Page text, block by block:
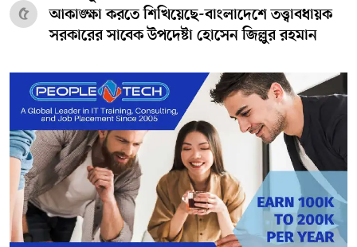
৫
আকাঙ্ক্ষা করতে শিখিয়েছে-বাংলাদেশে তত্ত্বাবধায়ক
সরকারের সাবেক উপদেষ্টা হোসেন জিল্লুর রহমান